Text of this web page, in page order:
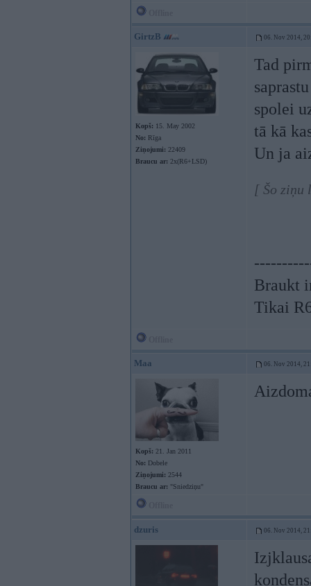
GirtzB 06. Nov 2014,
Kopš: 15. May 2002
No: Rīga
Ziņojumi: 22409
Braucu ar: 2x(R6+LSD)
Tad
spolei
tā kā
Un ja
[ Šo ziņu
Braukt
Tikai
Maa 06. Nov 2014,
Kopš: 21. Jan 2011
No: Dobele
Ziņojumi: 2544
Braucu ar: "Sniedziņu"
dzuris 06. Nov 2014,